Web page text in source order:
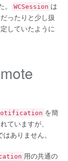
WCSession は
ったりと少し扱
していたように
を簡
ていますが、
ありません。
用の共通の